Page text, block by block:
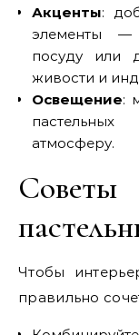
Акценты:
элементы —
посуду или
живости и
Освещение:
атмосферу.
Чтобы
правильно